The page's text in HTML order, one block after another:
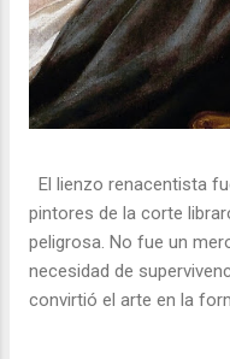
El lienzo renacentista
pintores de la corte
peligrosa. No fue un
necesidad de
convirtió el arte en la